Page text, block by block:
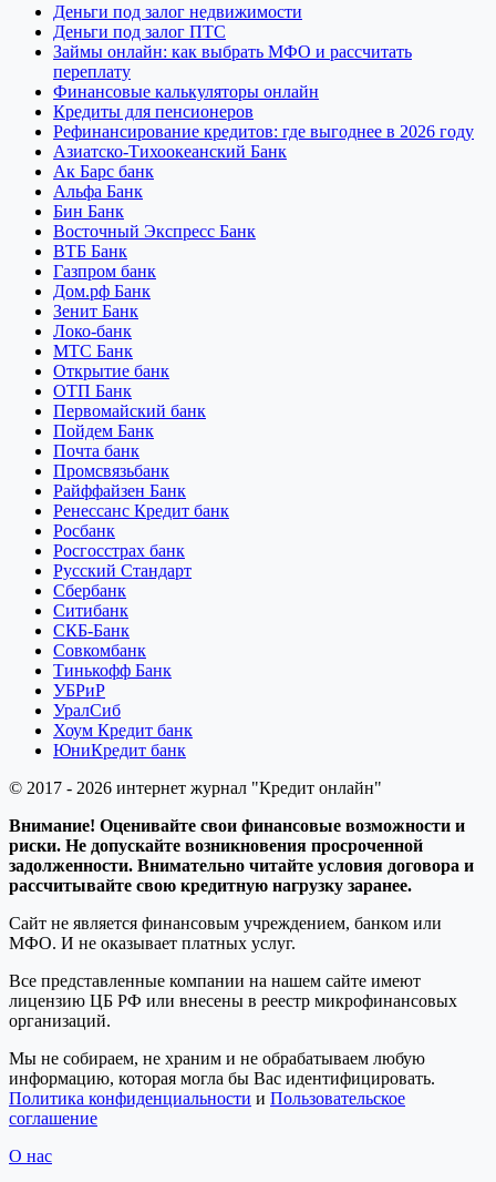
Деньги под залог недвижимости
Деньги под залог ПТС
Займы онлайн: как выбрать МФО и рассчитать
переплату
Финансовые калькуляторы онлайн
Кредиты для пенсионеров
Рефинансирование кредитов: где выгоднее в 2026 году
Азиатско-Тихоокеанский Банк
Ак Барс банк
Альфа Банк
Бин Банк
Восточный Экспресс Банк
ВТБ Банк
Газпром банк
Дом.рф Банк
Зенит Банк
Локо-банк
МТС Банк
Открытие банк
ОТП Банк
Первомайский банк
Пойдем Банк
Почта банк
Промсвязьбанк
Райффайзен Банк
Ренессанс Кредит банк
Росбанк
Росгосстрах банк
Русский Стандарт
Сбербанк
Ситибанк
СКБ-Банк
Совкомбанк
Тинькофф Банк
УБРиР
УралСиб
Хоум Кредит банк
ЮниКредит банк
© 2017 - 2026 интернет журнал "Кредит онлайн"
Внимание! Оценивайте свои финансовые возможности и
риски. Не допускайте возникновения просроченной
задолженности. Внимательно читайте условия договора и
рассчитывайте свою кредитную нагрузку заранее.
Сайт не является финансовым учреждением, банком или
МФО. И не оказывает платных услуг.
Все представленные компании на нашем сайте имеют
лицензию ЦБ РФ или внесены в реестр микрофинансовых
организаций.
Мы не собираем, не храним и не обрабатываем любую
информацию, которая могла бы Вас идентифицировать.
Политика конфиденциальности и Пользовательское
соглашение
О нас